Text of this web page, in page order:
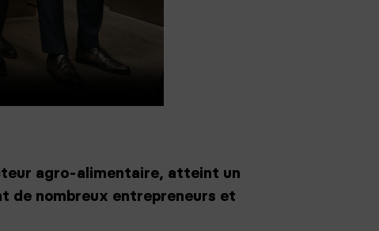
agro-alimentaire, atteint un
de nombreux entrepreneurs et